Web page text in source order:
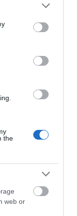
or more Google
You may click to
party tags to
in below Google
the
web or